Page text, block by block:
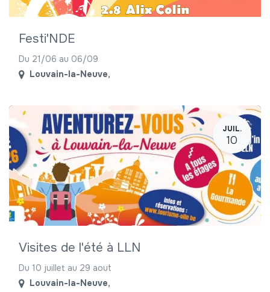
Festi'NDE
Du 21/06 au 06/09
Louvain-la-Neuve,
JUIL.
10
Visites de l'été à LLN
Du 10 juillet au 29 aout
Louvain-la-Neuve,